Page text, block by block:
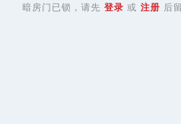
暗房门已锁，请先 登录 或 注册 后